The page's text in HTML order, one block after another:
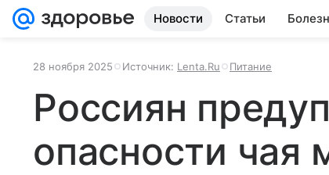
Новости Статьи
28 ноября 2025 Источник: Lenta.Ru Питание
Россиян
опасности чая